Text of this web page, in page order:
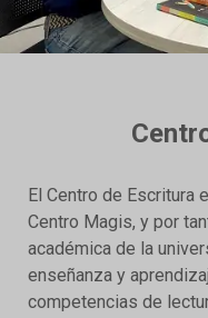
El Centro de Escritura
Centro Magis, y por
académica de la
enseñanza y
competencias de